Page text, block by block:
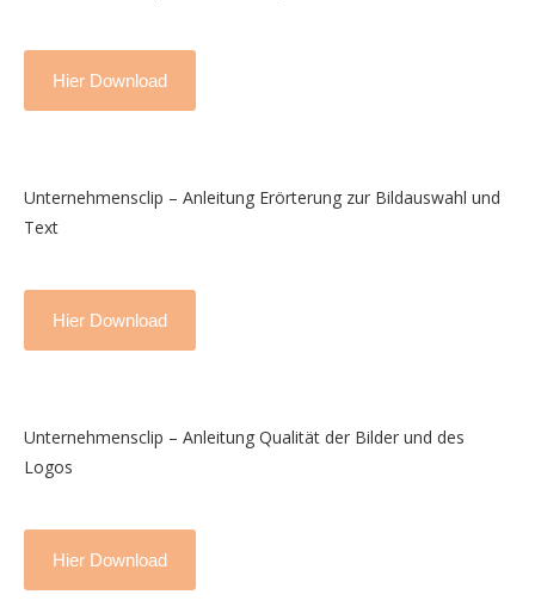
Hier Download
Unternehmensclip – Anleitung Erörterung zur Bildauswahl und
Text
Hier Download
Unternehmensclip – Anleitung Qualität der Bilder und des
Logos
Hier Download